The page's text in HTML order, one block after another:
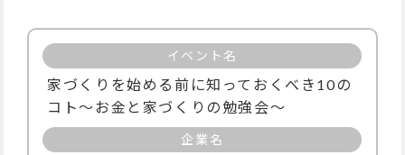
イベント名
家づくりを始める前に知っておくべき10の
コト～お金と家づくりの勉強会～
企業名